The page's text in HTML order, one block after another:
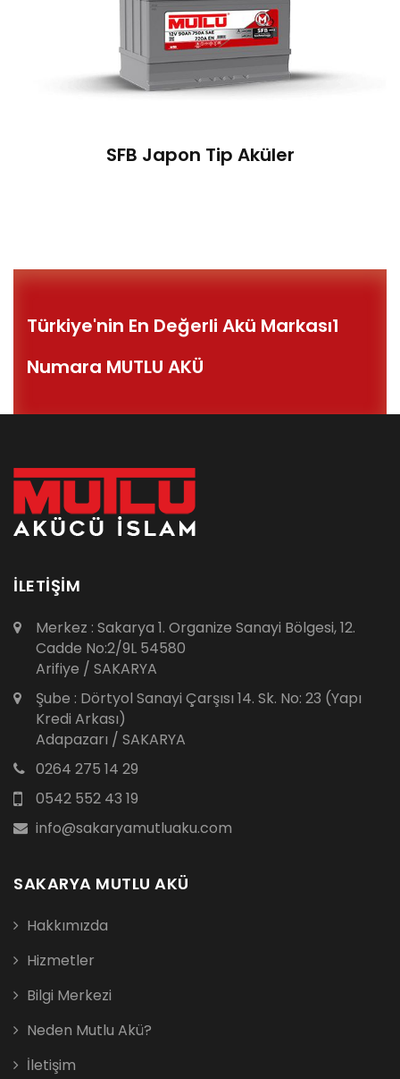
SFB Akü ürün ailesi, bakım gerektirmeyen tam kapalı
kapak sistemine sahiptir.
SFB Japon Tip Aküler
Türkiye'nin En Değerli Akü Markası1
Numara MUTLU AKÜ
İLETİŞİM
Merkez : Sakarya 1. Organize Sanayi Bölgesi, 12.
Cadde No:2/9L 54580
Arifiye / SAKARYA
Şube : Dörtyol Sanayi Çarşısı 14. Sk. No: 23 (Yapı
Kredi Arkası)
Adapazarı / SAKARYA
0264 275 14 29
0542 552 43 19
info@sakaryamutluaku.com
SAKARYA MUTLU AKÜ
Hakkımızda
Hizmetler
Bilgi Merkezi
Neden Mutlu Akü?
İletişim